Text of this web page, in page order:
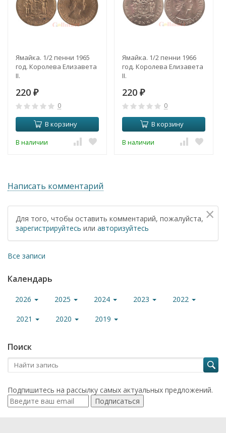
Ямайка. 1/2 пенни 1965
год. Королева Елизавета
II.
220 ₽
0
В корзину
В наличии
Ямайка. 1/2 пенни 1966
год. Королева Елизавета
II.
220 ₽
0
В корзину
В наличии
Написать комментарий
×
Для того, чтобы оставить комментарий, пожалуйста,
зарегистрируйтесь или авторизуйтесь
Все записи
Календарь
2026 2025 2024 2023 2022
2021 2020 2019
Поиск
Подпишитесь на рассылку самых актуальных предложений.
Подписаться